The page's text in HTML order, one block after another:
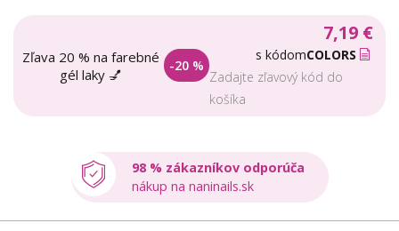
Zľava 20 % na farebné
gél laky 💅
-20 %
7,19 €
s kódomCOLORS
Zadajte zľavový kód do
košíka
98 % zákazníkov odporúča
nákup na naninails.sk